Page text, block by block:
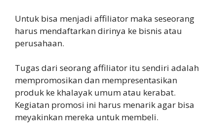
Untuk bisa menjadi affiliator maka seseorang
harus mendaftarkan dirinya ke bisnis atau
perusahaan.
Tugas dari seorang affiliator itu sendiri adalah
mempromosikan dan mempresentasikan
produk ke khalayak umum atau kerabat.
Kegiatan promosi ini harus menarik agar bisa
meyakinkan mereka untuk membeli.